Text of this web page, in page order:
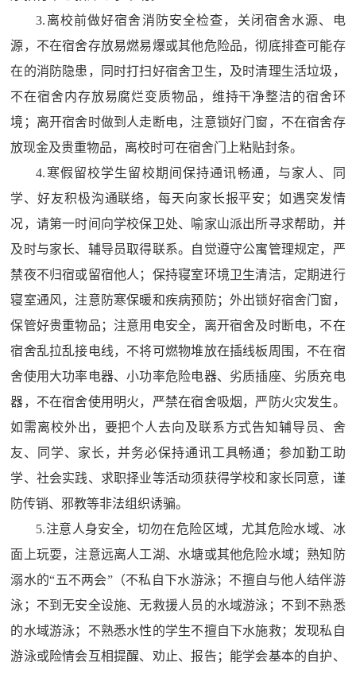
3. 离校前做好宿舍消防安全检查，关闭宿舍水源、电
源，不在宿舍存放易燃易爆或其他危险品，彻底排查可能存
在的消防隐患，同时打扫好宿舍卫生，及时清理生活垃圾，
不在宿舍内存放易腐烂变质物品，维持干净整洁的宿舍环
境；离开宿舍时做到人走断电，注意锁好门窗，不在宿舍存
放现金及贵重物品，离校时可在宿舍门上粘贴封条。
4. 寒假留校学生留校期间保持通讯畅通，与家人、同
学、好友积极沟通联络，每天向家长报平安；如遇突发情
况，请第一时间向学校保卫处、喻家山派出所寻求帮助，并
及时与家长、辅导员取得联系。自觉遵守公寓管理规定，严
禁夜不归宿或留宿他人；保持寝室环境卫生清洁，定期进行
寝室通风，注意防寒保暖和疾病预防；外出锁好宿舍门窗，
保管好贵重物品；注意用电安全，离开宿舍及时断电，不在
宿舍乱拉乱接电线，不将可燃物堆放在插线板周围，不在宿
舍使用大功率电器、小功率危险电器、劣质插座、劣质充电
器，不在宿舍使用明火，严禁在宿舍吸烟，严防火灾发生。
如需离校外出，要把个人去向及联系方式告知辅导员、舍
友、同学、家长，并务必保持通讯工具畅通；参加勤工助
学、社会实践、求职择业等活动须获得学校和家长同意，谨
防传销、邪教等非法组织诱骗。
5.注意人身安全，切勿在危险区域，尤其危险水域、冰
面上玩耍，注意远离人工湖、水塘或其他危险水域；熟知防
溺水的“五不两会”（不私自下水游泳；不擅自与他人结伴游
泳；不到无安全设施、无救援人员的水域游泳；不到不熟悉
的水域游泳；不熟悉水性的学生不擅自下水施救；发现私自
游泳或险情会互相提醒、劝止、报告；能学会基本的自护、